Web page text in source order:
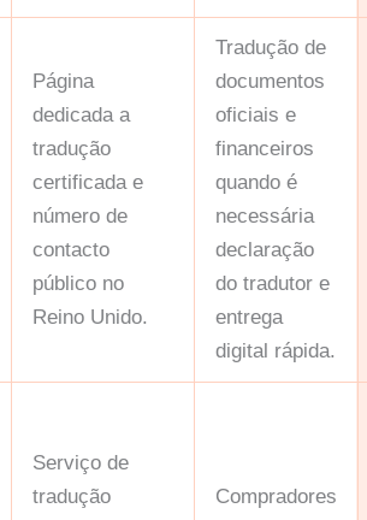
Página
dedicada a
tradução
certificada e
número de
contacto
público no
Reino Unido.
Tradução de
documentos
oficiais e
financeiros
quando é
necessária
declaração
do tradutor e
entrega
digital rápida.
Serviço de
tradução
Compradores